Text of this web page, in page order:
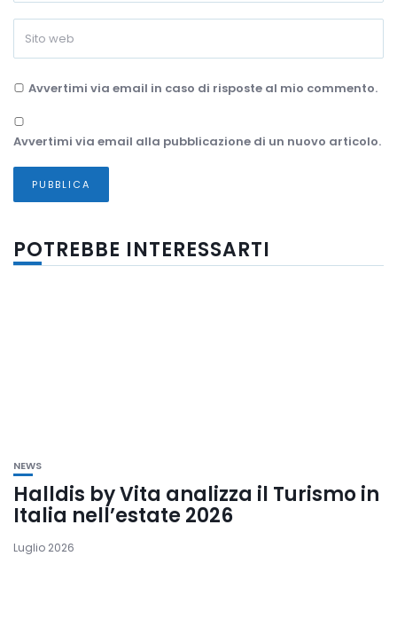
Avvertimi via email in caso di risposte al mio commento.
Avvertimi via email alla pubblicazione di un nuovo articolo.
POTREBBE INTERESSARTI
NEWS
Halldis by Vita analizza il Turismo in
Italia nell’estate 2026
Luglio 2026